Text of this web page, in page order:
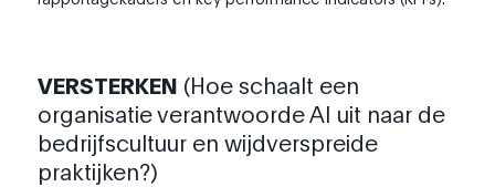
VERSTERKEN (Hoe schaalt een
organisatie verantwoorde AI uit naar de
bedrijfscultuur en wijdverspreide
praktijken?)